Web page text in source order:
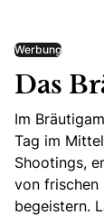
Werbung
Das
Im
Tag im
Shootings,
von frischen
begeistern.